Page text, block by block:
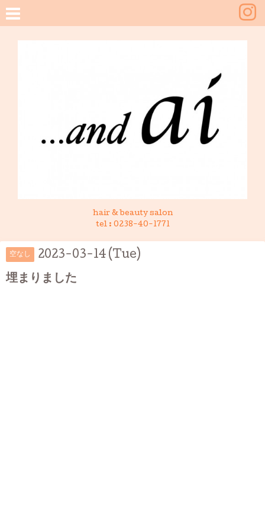
hair & beauty salon
tel : 0238-40-1771
空なし 2023-03-14 (Tue)
埋まりました